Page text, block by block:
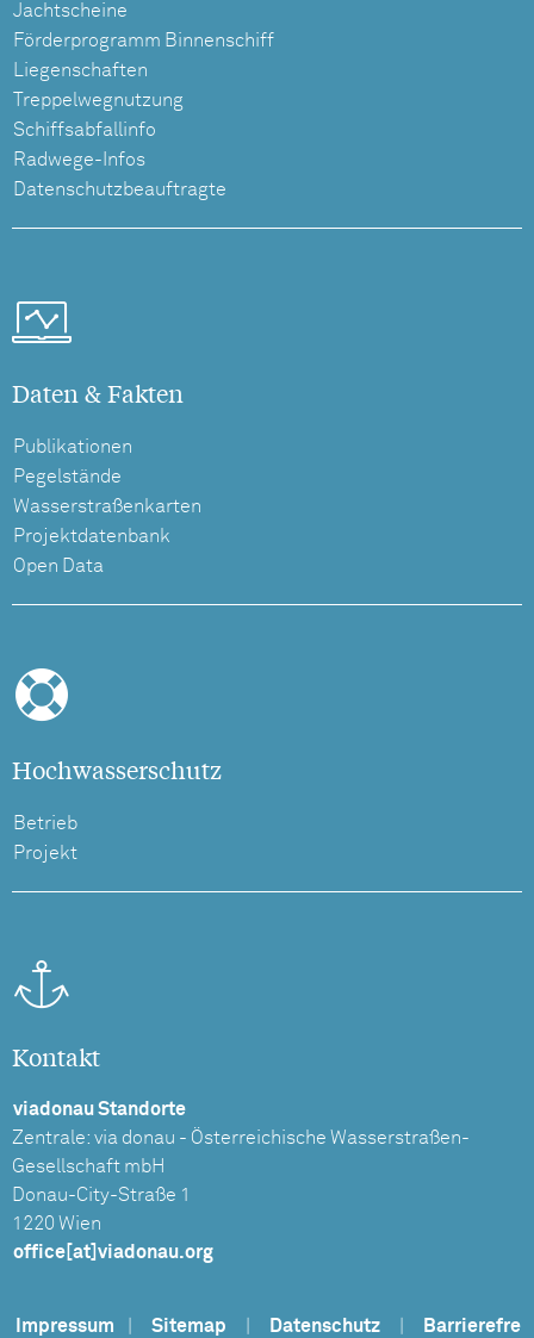
Jachtscheine
Förderprogramm Binnenschiff
Liegenschaften
Treppelwegnutzung
Schiffsabfallinfo
Radwege-Infos
Datenschutzbeauftragte
Daten & Fakten
Publikationen
Pegelstände
Wasserstraßenkarten
Projektdatenbank
Open Data
Hochwasserschutz
Betrieb
Projekt
Kontakt
viadonau Standorte
Zentrale: via donau - Österreichische Wasserstraßen-
Gesellschaft mbH
Donau-City-Straße 1
1220 Wien
office[at]viadonau.org
Impressum Sitemap Datenschutz Barrierefre